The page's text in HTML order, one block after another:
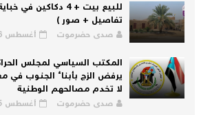
للبيع بيت + 4 دكاكين في
تفاصيل + صور )
صدى حضرموت أغسطس 06, 2026
المكتب السياسي لمجلس الحراك
يرفض الزج بأبناء الجنوب في
لا تخدم مصالحهم الوطنية
صدى حضرموت أغسطس 05, 2026